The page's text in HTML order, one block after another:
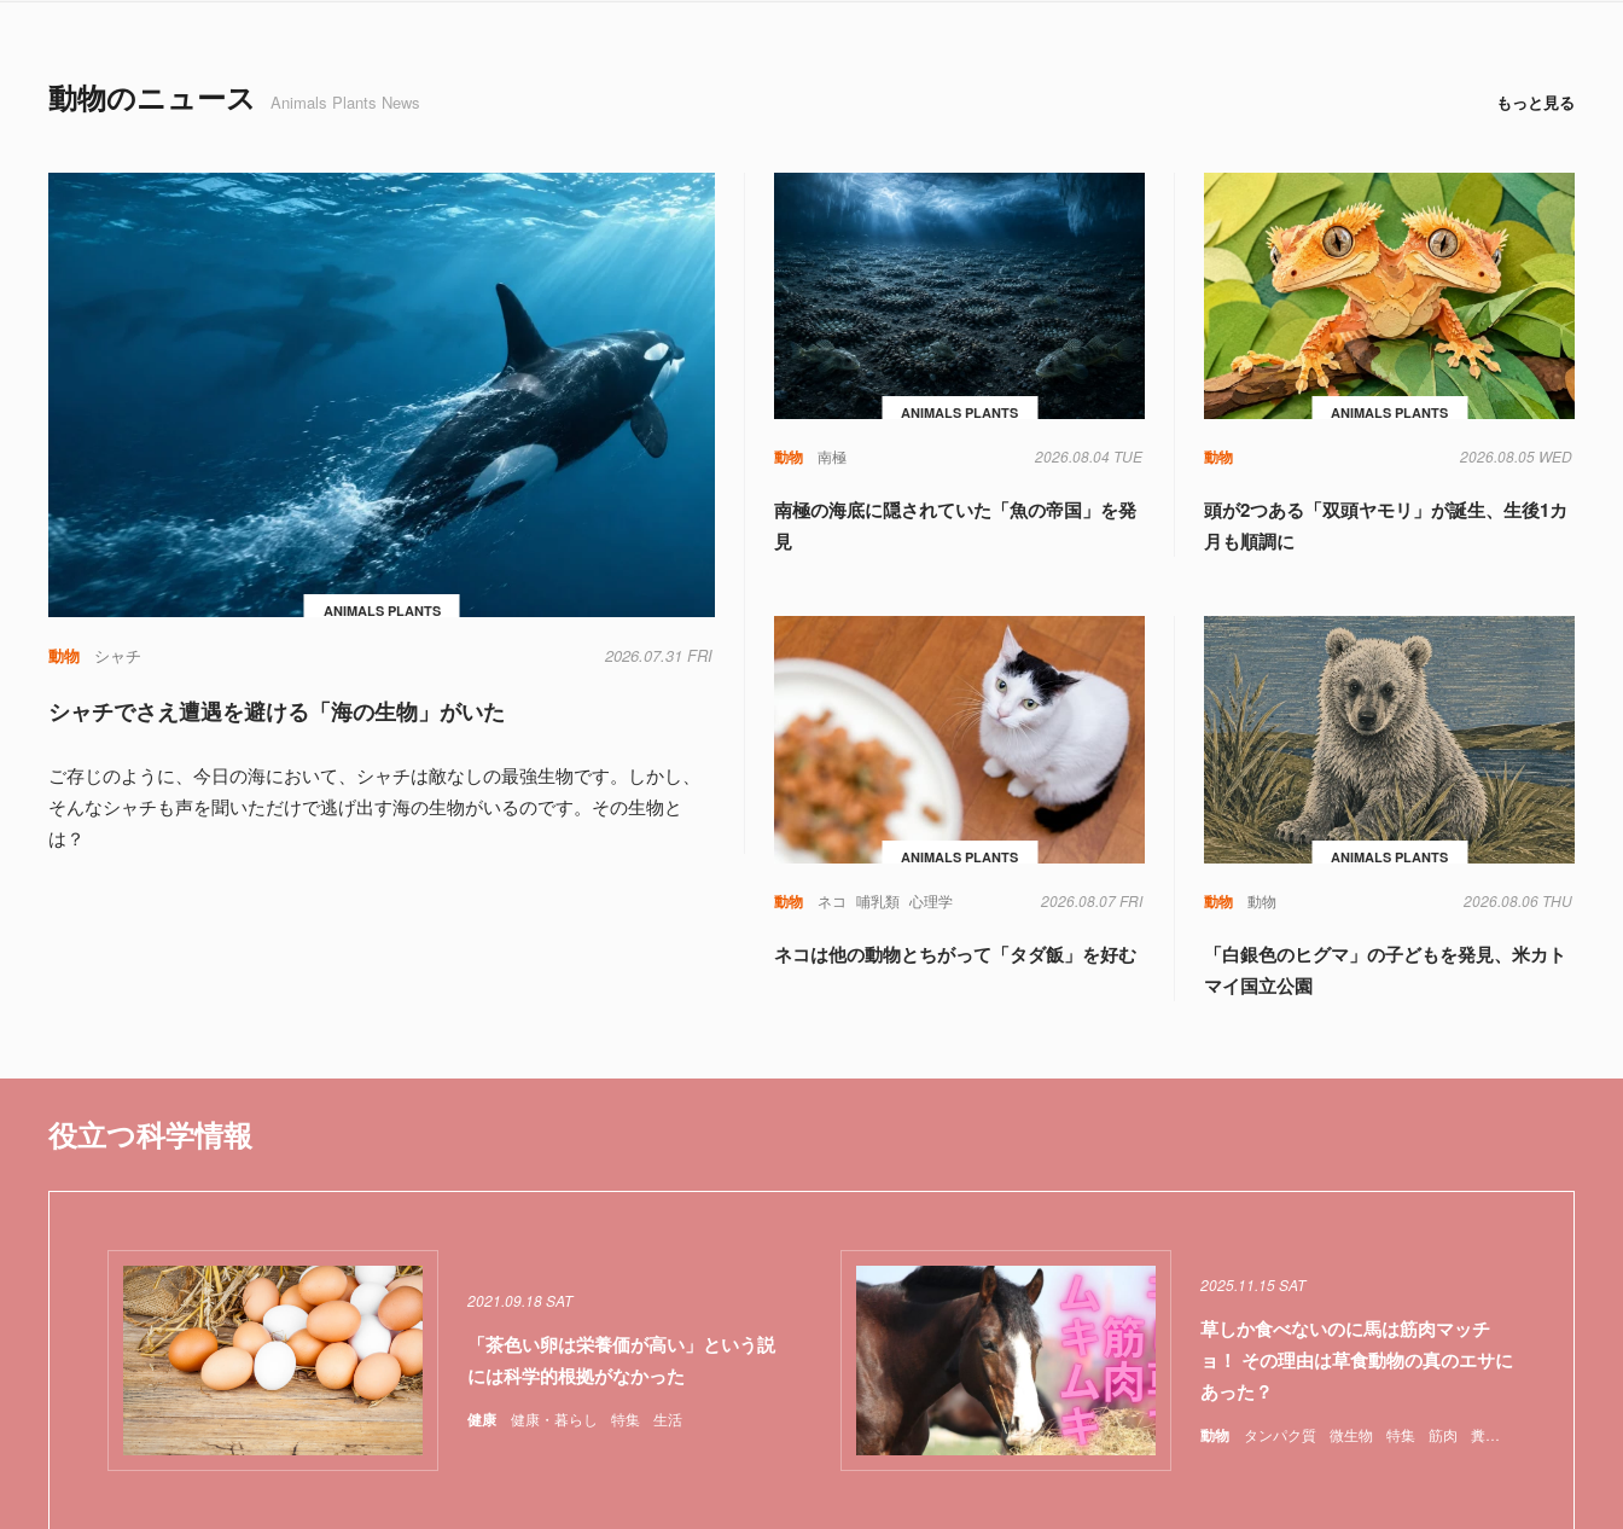
動物のニュース Animals Plants News もっと見る
ANIMALS PLANTS
動物 シャチ 2026.07.31 FRI
シャチでさえ遭遇を避ける「海の生物」がいた
ご存じのように、今日の海において、シャチは敵なしの最強生物です。しかし、
そんなシャチも声を聞いただけで逃げ出す海の生物がいるのです。その生物と
は？
ANIMALS PLANTS
動物 南極 2026.08.04 TUE
南極の海底に隠されていた「魚の帝国」を発
見
ANIMALS PLANTS
動物 2026.08.05 WED
頭が2つある「双頭ヤモリ」が誕生、生後1カ
月も順調に
ANIMALS PLANTS
動物 ネコ 哺乳類 心理学 2026.08.07 FRI
ネコは他の動物とちがって「タダ飯」を好む
ANIMALS PLANTS
動物 動物 2026.08.06 THU
「白銀色のヒグマ」の子どもを発見、米カト
マイ国立公園
役立つ科学情報
健康 健康・暮らし 特集 生活
2021.09.18 SAT
「茶色い卵は栄養価が高い」という説
には科学的根拠がなかった
動物 タンパク質 微生物 特集 筋肉 糞
2025.11.15 SAT
草しか食べないのに馬は筋肉マッチ
ョ！ その理由は草食動物の真のエサに
あった？